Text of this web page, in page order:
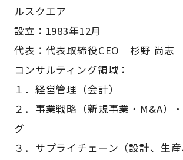
ルスクエア
設立：1983年12月
代表：代表取締役CEO 杉野 尚志
コンサルティング領域：
１．経営管理（会計）
２．事業戦略（新規事業・M&A）
グ
３．サプライチェーン（設計、生産